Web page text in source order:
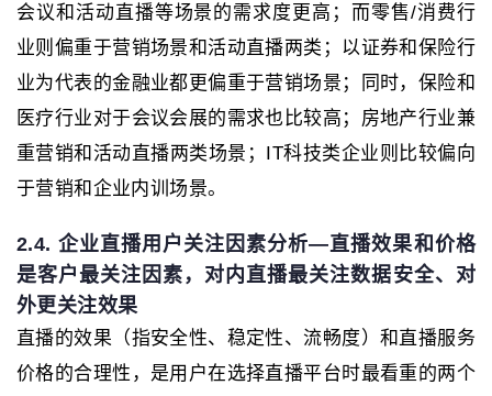
会议和活动直播等场景的需求度更高；而零售/消费行
业则偏重于营销场景和活动直播两类；以证券和保险行
业为代表的金融业都更偏重于营销场景；同时，保险和
医疗行业对于会议会展的需求也比较高；房地产行业兼
重营销和活动直播两类场景；IT科技类企业则比较偏向
于营销和企业内训场景。
2.4. 企业直播用户关注因素分析—直播效果和价格
是客户最关注因素，对内直播最关注数据安全、对
外更关注效果
直播的效果（指安全性、稳定性、流畅度）和直播服务
价格的合理性，是用户在选择直播平台时最看重的两个